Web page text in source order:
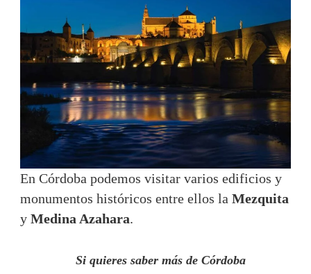
En Córdoba podemos visitar varios edificios y
monumentos históricos entre ellos la Mezquita
y Medina Azahara.
Si quieres saber más de Córdoba